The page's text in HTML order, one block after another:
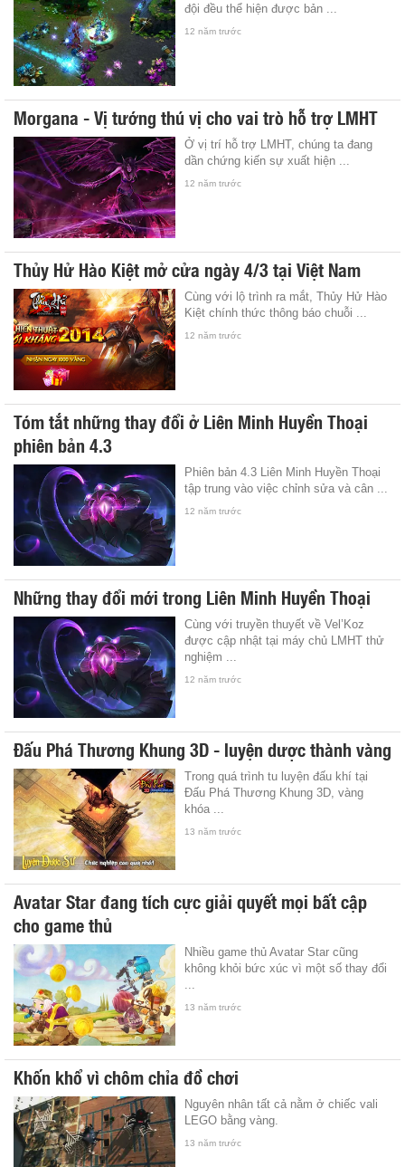
đội đều thể hiện được bản ...
12 năm trước
Morgana - Vị tướng thú vị cho vai trò hỗ trợ LMHT
Ở vị trí hỗ trợ LMHT, chúng ta đang
dần chứng kiến sự xuất hiện ...
12 năm trước
Thủy Hử Hào Kiệt mở cửa ngày 4/3 tại Việt Nam
Cùng với lộ trình ra mắt, Thủy Hử Hào
Kiệt chính thức thông báo chuỗi ...
12 năm trước
Tóm tắt những thay đổi ở Liên Minh Huyền Thoại
phiên bản 4.3
Phiên bản 4.3 Liên Minh Huyền Thoại
tập trung vào việc chỉnh sửa và cân ...
12 năm trước
Những thay đổi mới trong Liên Minh Huyền Thoại
Cùng với truyền thuyết về Vel’Koz
được cập nhật tại máy chủ LMHT thử
nghiệm ...
12 năm trước
Đấu Phá Thương Khung 3D - luyện dược thành vàng
Trong quá trình tu luyện đấu khí tại
Đấu Phá Thương Khung 3D, vàng
khóa ...
13 năm trước
Avatar Star đang tích cực giải quyết mọi bất cập
cho game thủ
Nhiều game thủ Avatar Star cũng
không khỏi bức xúc vì một số thay đổi
13 năm trước
Khốn khổ vì chôm chỉa đồ chơi
Nguyên nhân tất cả nằm ở chiếc vali
LEGO bằng vàng.
13 năm trước